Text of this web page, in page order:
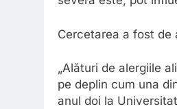
Cercetarea a fost de
„Alături de alergiile
pe deplin cum una
anul doi la